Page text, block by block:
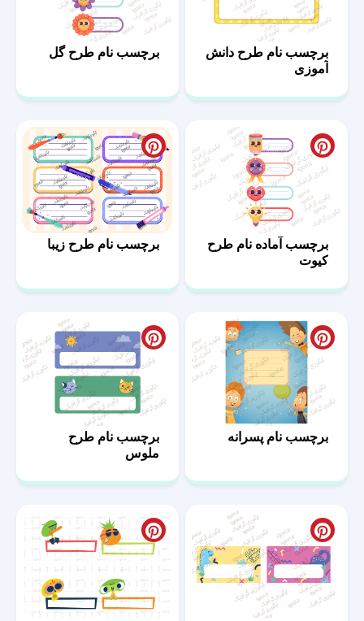
برچسب نام طرح دانش
آموزی
برچسب نام طرح گل
برچسب آماده نام طرح
کیوت
برچسب نام طرح زیبا
برچسب نام پسرانه
برچسب نام طرح
ملوس